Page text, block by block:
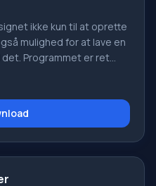
ikke kun til at oprette
mulighed for at lave en
Programmet er ret
Studio klarer resten.
mindst én gang i livet
CD- eller DVD-diske.